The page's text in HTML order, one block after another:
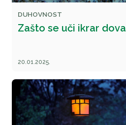
DUHOVNOST
Zašto se uči ikrar dova
20.01.2025.